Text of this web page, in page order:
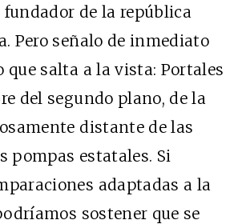
de la república
Pero señalo de inmediato
que salta a la vista: Portales
del segundo plano, de la
distante de las
pompas estatales. Si
adaptadas a la
sostener que se